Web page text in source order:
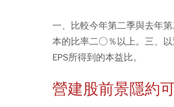
一、比較今年第二季與去年
本的比率二○％以上。三、以
EPS所得到的本益比。
營建股前景隱約